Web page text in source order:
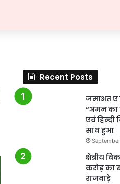
Recent Posts
जमाअत ए
“अमन का
एवं हिन्दी
साथ हुआ
क्षेत्रीय
करोड़ का
राजवाड़े